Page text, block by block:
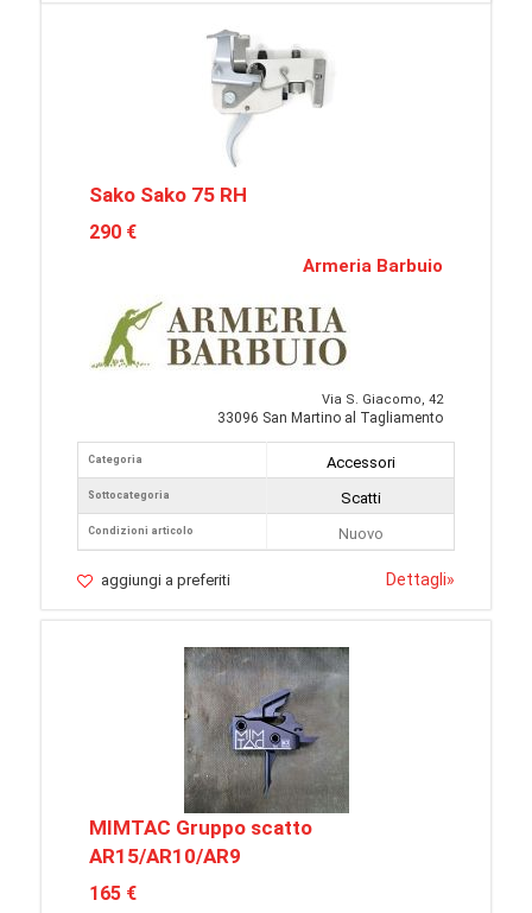
Sako Sako 75 RH
290 €
Armeria Barbuio
Via S. Giacomo, 42
33096 San Martino al Tagliamento
Categoria
Sottocategoria
Condizioni articolo
Accessori
Scatti
Nuovo
aggiungi a preferiti Dettagli»
MIMTAC Gruppo scatto
AR15/AR10/AR9
165 €